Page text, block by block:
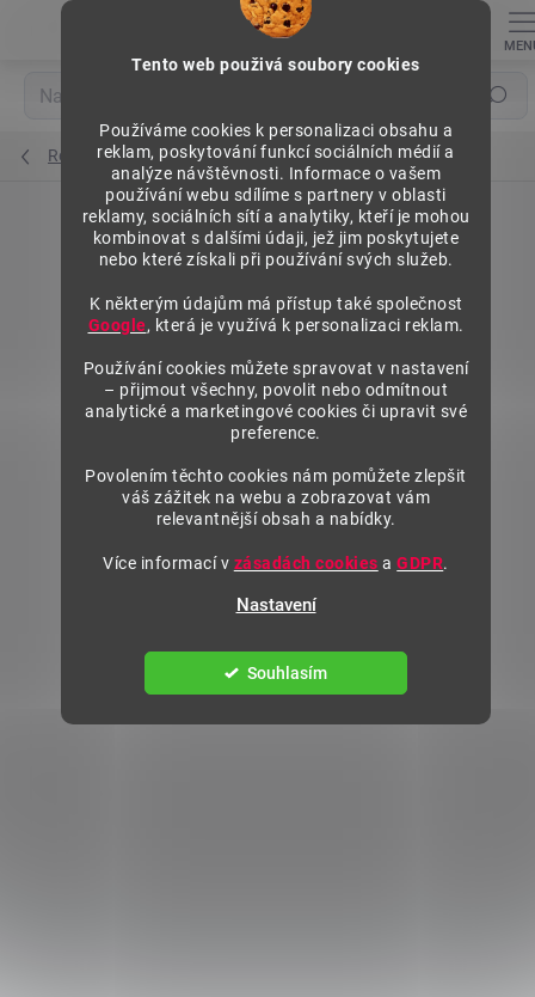
Tento web použivá soubory cookies
Používáme cookies k personalizaci obsahu a
reklam, poskytování funkcí sociálních médií a
analýze návštěvnosti. Informace o vašem
používání webu sdílíme s partnery v oblasti
reklamy, sociálních sítí a analytiky, kteří je mohou
kombinovat s dalšími údaji, jež jim poskytujete
nebo které získali při používání svých služeb.
K některým údajům má přístup také společnost
Google, která je využívá k personalizaci reklam.
Používání cookies můžete spravovat v nastavení
– přijmout všechny, povolit nebo odmítnout
analytické a marketingové cookies či upravit své
preference.
Povolením těchto cookies nám pomůžete zlepšit
váš zážitek na webu a zobrazovat vám
relevantnější obsah a nabídky.
Více informací v zásadách cookies aGDPR.
Nastavení
Souhlasím
Hledat
Regály výška 1972 mm, přídavné moduly